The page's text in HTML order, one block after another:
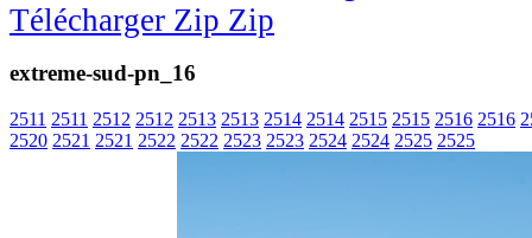
Télécharger Zip
extreme-sud-pn_16
2511 2511 2512 2512 2513 2513 2514 2514 2515 2515 2516 2516
2520 2521 2521 2522 2522 2523 2523 2524 2524 2525 2525